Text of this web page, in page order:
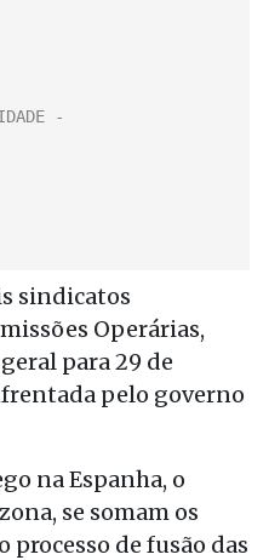
sindicatos
Operárias,
para 29 de
pelo governo
na Espanha, o
se somam os
processo de fusão das